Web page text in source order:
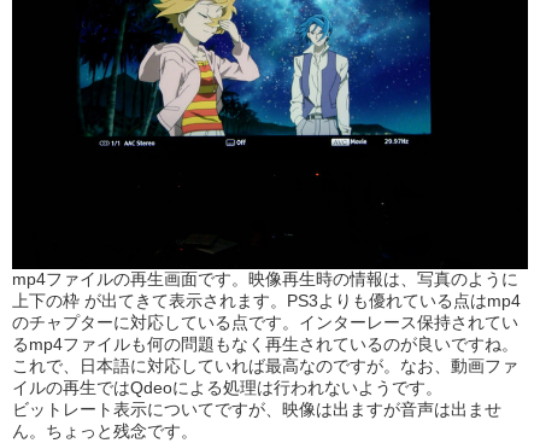
mp4ファイルの再生画面です。映像再生時の情報は、写真のように
上下の枠 が出てきて表示されます。PS3よりも優れている点はmp4
のチャプターに対応している点です。インターレース保持されてい
るmp4ファイルも何の問題もなく再生されているのが良いですね。
これで、日本語に対応していれば最高なのですが。なお、動画ファ
イルの再生ではQdeoによる処理は行われないようです。
ビットレート表示についてですが、映像は出ますが音声は出ませ
ん。ちょっと残念です。